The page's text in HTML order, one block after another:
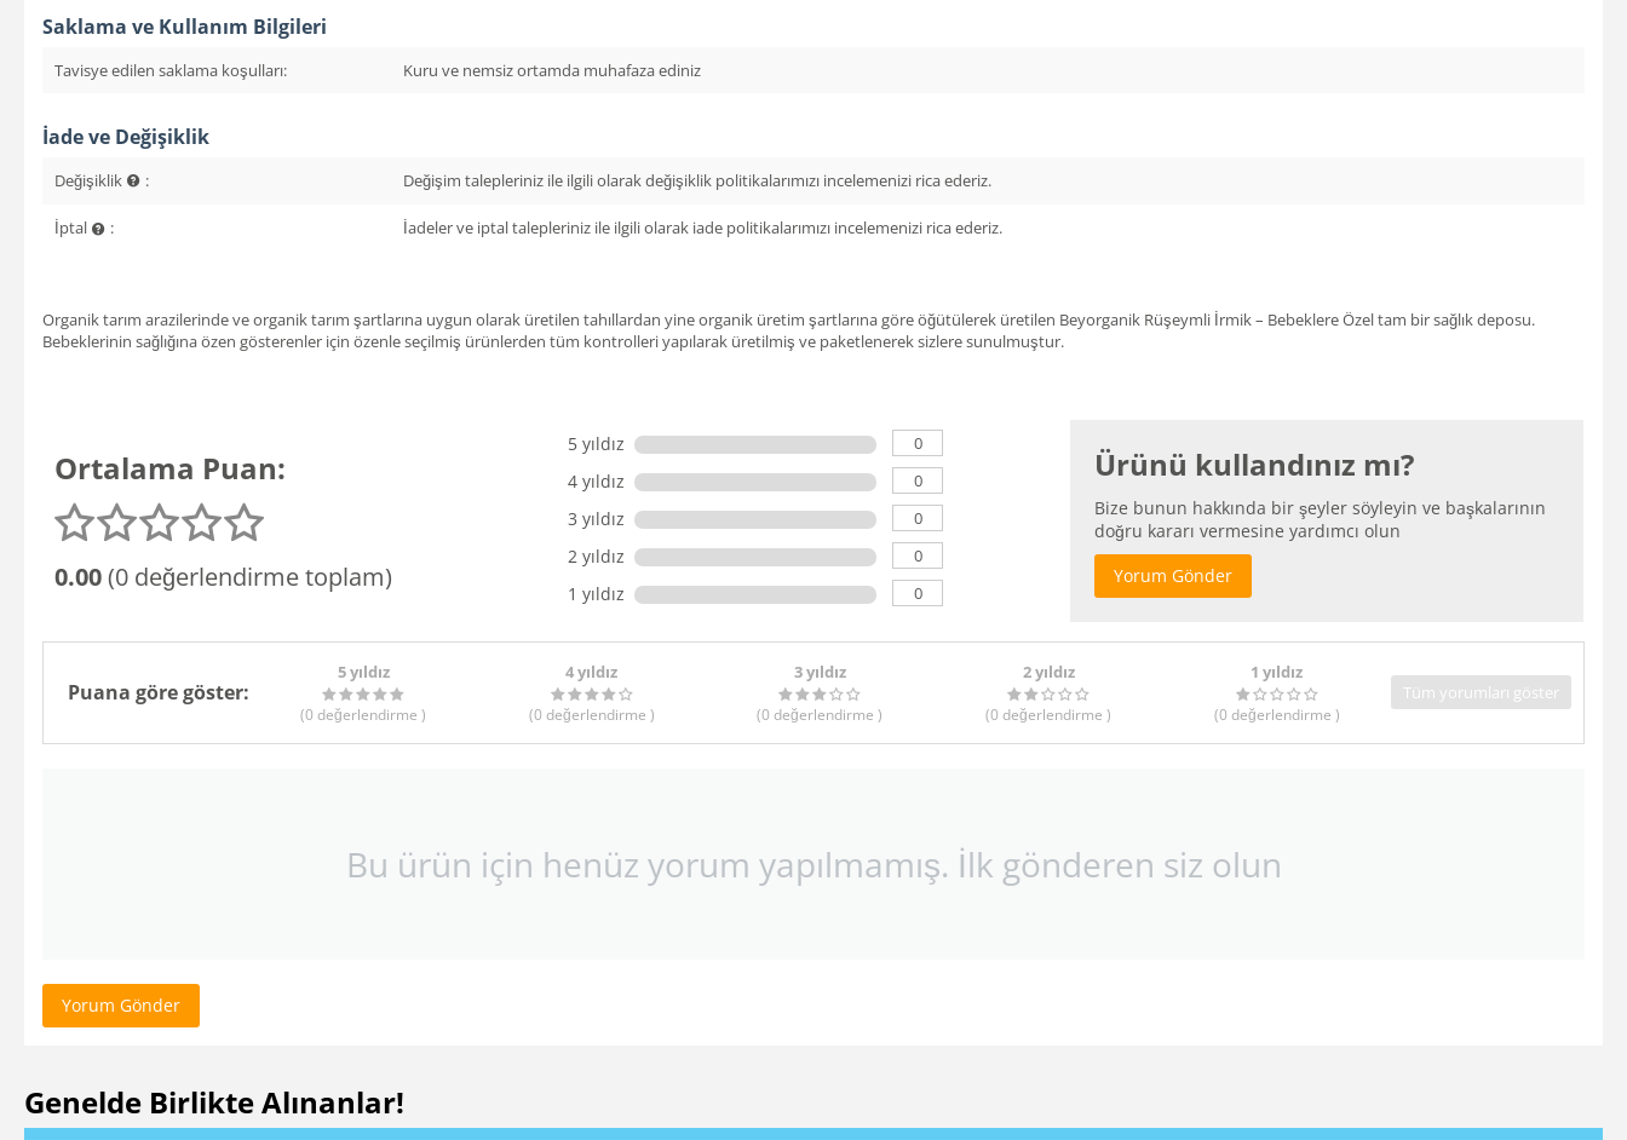
Saklama ve Kullanım Bilgileri
Tavisye edilen saklama koşulları: Kuru ve nemsiz ortamda muhafaza ediniz
İade ve Değişiklik
Değişiklik : Değişim talepleriniz ile ilgili olarak değişiklik politikalarımızı incelemenizi rica ederiz.
İptal : İadeler ve iptal talepleriniz ile ilgili olarak iade politikalarımızı incelemenizi rica ederiz.
Organik tarım arazilerinde ve organik tarım şartlarına uygun olarak üretilen tahıllardan yine organik üretim şartlarına göre öğütülerek üretilen Beyorganik Rüşeymli İrmik – Bebeklere Özel tam bir sağlık deposu.
Bebeklerinin sağlığına özen gösterenler için özenle seçilmiş ürünlerden tüm kontrolleri yapılarak üretilmiş ve paketlenerek sizlere sunulmuştur.
Ortalama Puan:
0.00(0 değerlendirme toplam)
5 yıldız 0
4 yıldız 0
3 yıldız 0
2 yıldız 0
1 yıldız 0
Ürünü kullandınız mı?
Bize bunun hakkında bir şeyler söyleyin ve başkalarının
doğru kararı vermesine yardımcı olun
Yorum Gönder
Puana göre göster:
5 yıldız
(0 değerlendirme)
4 yıldız
(0 değerlendirme )
3 yıldız
(0 değerlendirme)
2 yıldız
(0 değerlendirme)
1 yıldız
(0 değerlendirme )
Tüm yorumları göster
Bu ürün için henüz yorum yapılmamış. İlk gönderen siz olun
Yorum Gönder
Genelde Birlikte Alınanlar!